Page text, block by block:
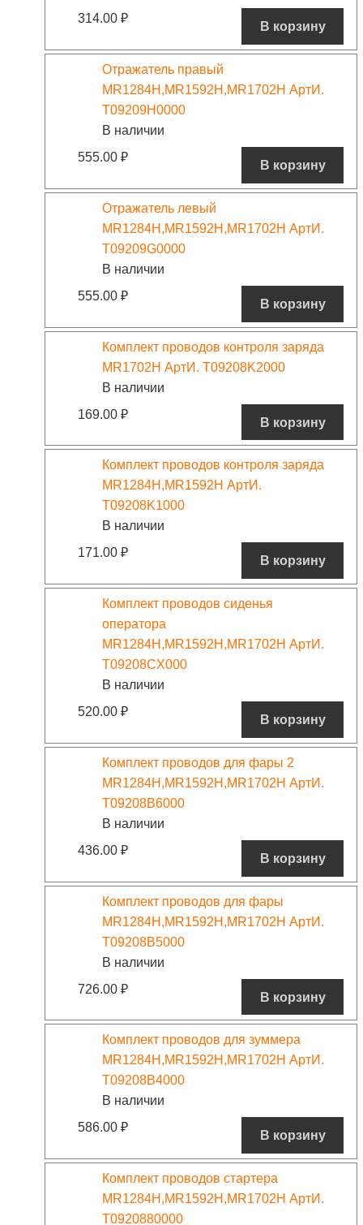
314.00 ₽
В корзину
Отражатель правый
MR1284H,MR1592H,MR1702H АртИ.
T09209H0000
В наличии
555.00 ₽
В корзину
Отражатель левый
MR1284H,MR1592H,MR1702H АртИ.
T09209G0000
В наличии
555.00 ₽
В корзину
Комплект проводов контроля заряда
MR1702H АртИ. T09208K2000
В наличии
169.00 ₽
В корзину
Комплект проводов контроля заряда
MR1284H,MR1592H АртИ.
T09208K1000
В наличии
171.00 ₽
В корзину
Комплект проводов сиденья
оператора
MR1284H,MR1592H,MR1702H АртИ.
T09208CX000
В наличии
520.00 ₽
В корзину
Комплект проводов для фары 2
MR1284H,MR1592H,MR1702H АртИ.
T09208B6000
В наличии
436.00 ₽
В корзину
Комплект проводов для фары
MR1284H,MR1592H,MR1702H АртИ.
T09208B5000
В наличии
726.00 ₽
В корзину
Комплект проводов для зуммера
MR1284H,MR1592H,MR1702H АртИ.
T09208B4000
В наличии
586.00 ₽
В корзину
Комплект проводов стартера
MR1284H,MR1592H,MR1702H АртИ.
T0920880000